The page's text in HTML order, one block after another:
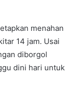
menahan
14 jam. Usai
diborgol
dini hari untuk